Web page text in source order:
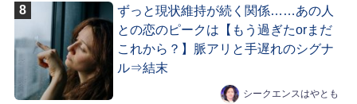
ずっと現状維持が続く関係……あの人
との恋のピークは【もう過ぎたorまだ
これから？】脈アリと手遅れのシグナ
ル⇒結末
シークエンスはやとも